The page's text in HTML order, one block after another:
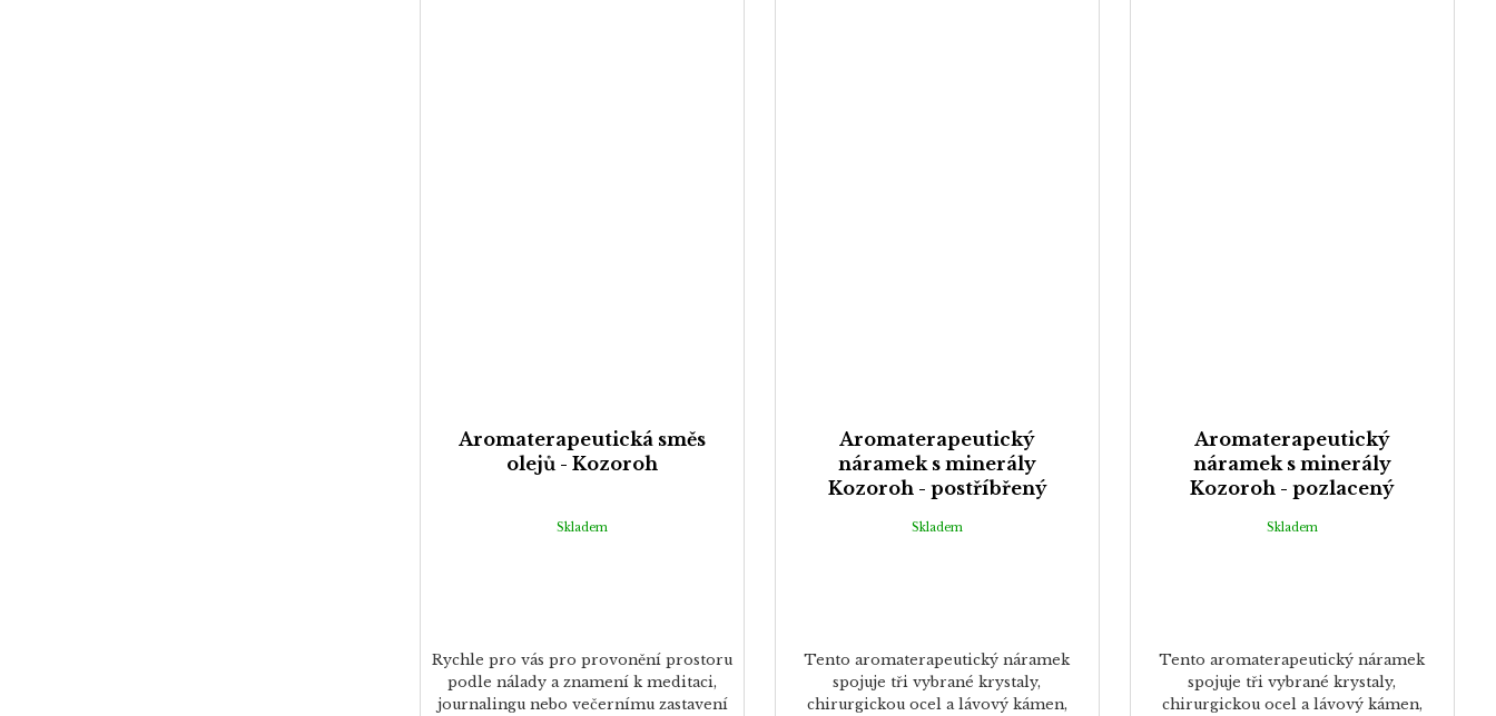
Aromaterapeutická směs
olejů - Kozoroh
Skladem
Rychle pro vás pro provonění prostoru
podle nálady a znamení k meditaci,
journalingu nebo večernímu zastavení
Aromaterapeutický
náramek s minerály
Kozoroh - postříbřený
Skladem
Tento aromaterapeutický náramek
spojuje tři vybrané krystaly,
chirurgickou ocel a lávový kámen,
Aromaterapeutický
náramek s minerály
Kozoroh - pozlacený
Skladem
Tento aromaterapeutický náramek
spojuje tři vybrané krystaly,
chirurgickou ocel a lávový kámen,